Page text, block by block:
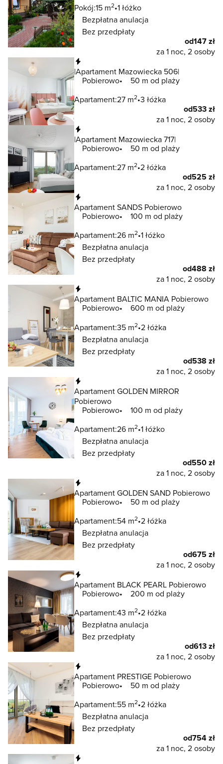
Pokój:15 m2 1 łóżko
Bezpłatna anulacja
Bez przedpłaty
od147 zł
za 1 noc, 2 osoby
|Apartament Mazowiecka 506|
Pobierowo
50 m od plaży
Apartament:27 m2 3 łóżka
od533 zł
za 1 noc, 2 osoby
|Apartament Mazowiecka 717|
Pobierowo
50 m od plaży
Apartament:27 m2 2 łóżka
od525 zł
za 1 noc, 2 osoby
Apartament SANDS Pobierowo
Pobierowo
100 m od plaży
Apartament:26 m2 1 łóżko
Bezpłatna anulacja
Bez przedpłaty
od488 zł
za 1 noc, 2 osoby
Apartament BALTIC MANIA Pobierowo
Pobierowo
600 m od plaży
Apartament:35 m2 2 łóżka
Bezpłatna anulacja
Bez przedpłaty
od538 zł
za 1 noc, 2 osoby
Apartament GOLDEN MIRROR
Pobierowo
Pobierowo
100 m od plaży
Apartament:26 m2 1 łóżko
Bezpłatna anulacja
Bez przedpłaty
od550 zł
za 1 noc, 2 osoby
Apartament GOLDEN SAND Pobierowo
Pobierowo
50 m od plaży
Apartament:54 m2 2 łóżka
Bezpłatna anulacja
Bez przedpłaty
od675 zł
za 1 noc, 2 osoby
Apartament BLACK PEARL Pobierowo
Pobierowo
200 m od plaży
Apartament:43 m2 2 łóżka
Bezpłatna anulacja
Bez przedpłaty
od613 zł
za 1 noc, 2 osoby
Apartament PRESTIGE Pobierowo
Pobierowo
50 m od plaży
Apartament:55 m2 2 łóżka
Bezpłatna anulacja
Bez przedpłaty
od754 zł
za 1 noc, 2 osoby